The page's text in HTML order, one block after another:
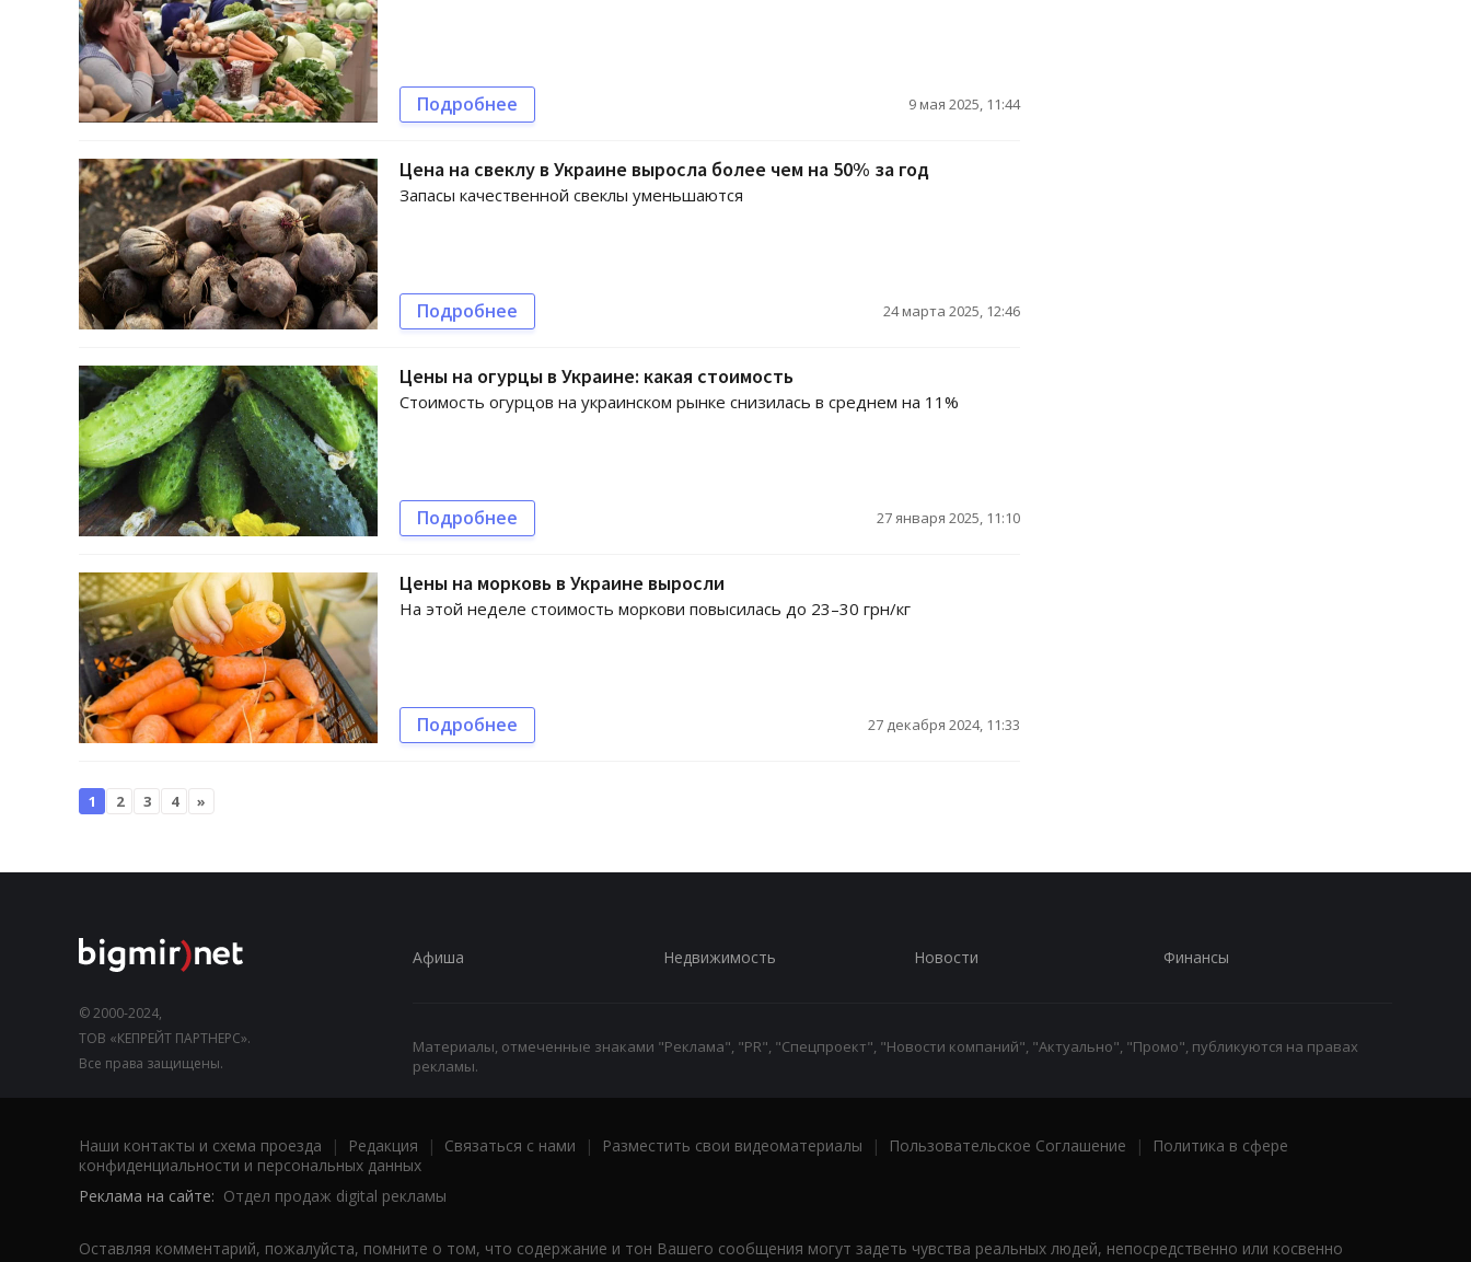
Подробнее 9 мая 2025, 11:44
Цена на свеклу в Украине выросла более чем на 50% за год
Запасы качественной свеклы уменьшаются
Подробнее 24 марта 2025, 12:46
Цены на огурцы в Украине: какая стоимость
Стоимость огурцов на украинском рынке снизилась в среднем на 11%
Подробнее 27 января 2025, 11:10
Цены на морковь в Украине выросли
На этой неделе стоимость моркови повысилась до 23–30 грн/кг
Подробнее 27 декабря 2024, 11:33
1 2 3 4 »
© 2000-2024,
ТОВ «КЕПРЕЙТ ПАРТНЕРС».
Все права защищены.
Афиша Недвижимость Новости Финансы
Материалы, отмеченные знаками "Реклама", "PR", "Спецпроект", "Новости компаний", "Актуально", "Промо", публикуются на правах
рекламы.
Наши контакты и схема проезда | Редакция | Связаться с нами | Разместить свои видеоматериалы | Пользовательское Соглашение |
Политика в сфере
конфиденциальности и персональных данных
Реклама на сайте: Отдел продаж digital рекламы
Оставляя комментарий, пожалуйста, помните о том, что содержание и тон Вашего сообщения могут задеть чувства реальных людей, непосредственно или косвенно